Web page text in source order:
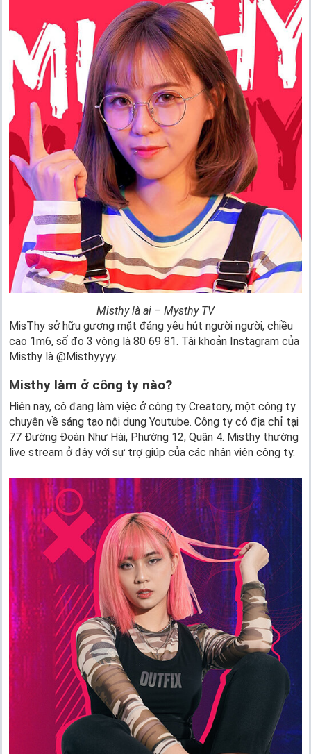
Misthy là ai – Mysthy TV
MisThy sở hữu gương mặt đáng yêu hút người người, chiều
cao 1m6, số đo 3 vòng là 80 69 81. Tài khoản Instagram của
Misthy là @Misthyyyy.
Misthy làm ở công ty nào?
Hiên nay, cô đang làm việc ở công ty Creatory, một công ty
chuyên về sáng tạo nội dung Youtube. Công ty có địa chỉ tại
77 Đường Đoàn Như Hài, Phường 12, Quận 4. Misthy thường
live stream ở đây với sự trợ giúp của các nhân viên công ty.